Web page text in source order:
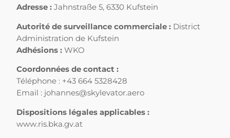
Adresse : Jahnstraße 5, 6330 Kufstein
Autorité de surveillance commerciale : District
Administration de Kufstein
Adhésions : WKO
Coordonnées de contact :
Téléphone : +43 664 5328428
Email : johannes@skylevator.aero
Dispositions légales applicables :
www.ris.bka.gv.at